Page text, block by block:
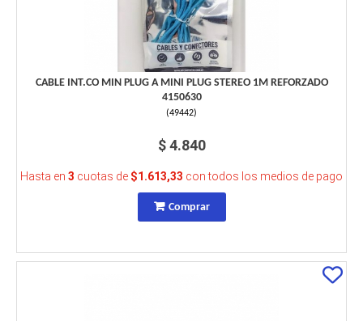
CABLE INT.CO MIN PLUG A MINI PLUG STEREO 1M REFORZADO
4150630
(49442)
$ 4.840
Hasta en 3 cuotas de $1.613,33 con todos los medios de pago
Comprar